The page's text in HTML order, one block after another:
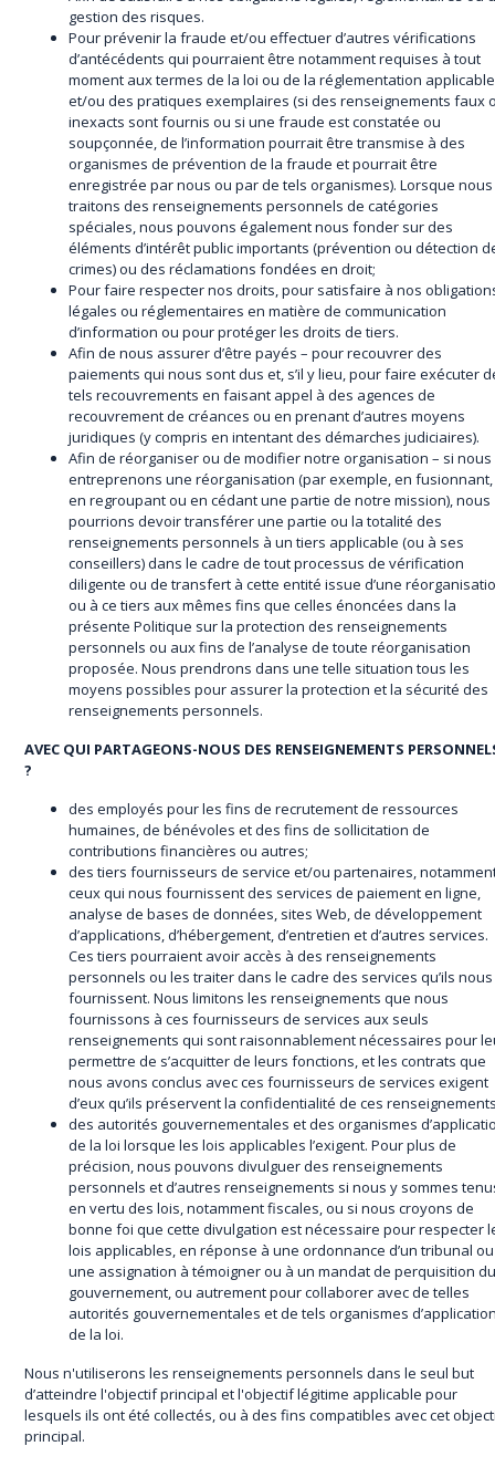
gestion des risques.
Pour prévenir la fraude et/ou effectuer d’autres vérifications
d’antécédents qui pourraient être notamment requises à tout
moment aux termes de la loi ou de la réglementation applicable
et/ou des pratiques exemplaires (si des renseignements faux
inexacts sont fournis ou si une fraude est constatée ou
soupçonnée, de l’information pourrait être transmise à des
organismes de prévention de la fraude et pourrait être
enregistrée par nous ou par de tels organismes). Lorsque nous
traitons des renseignements personnels de catégories
spéciales, nous pouvons également nous fonder sur des
éléments d’intérêt public importants (prévention ou détection
crimes) ou des réclamations fondées en droit;
Pour faire respecter nos droits, pour satisfaire à nos
légales ou réglementaires en matière de communication
d’information ou pour protéger les droits de tiers.
Afin de nous assurer d’être payés – pour recouvrer des
paiements qui nous sont dus et, s’il y lieu, pour faire exécuter
tels recouvrements en faisant appel à des agences de
recouvrement de créances ou en prenant d’autres moyens
juridiques (y compris en intentant des démarches judiciaires).
Afin de réorganiser ou de modifier notre organisation – si nous
entreprenons une réorganisation (par exemple, en fusionnant,
en regroupant ou en cédant une partie de notre mission), nous
pourrions devoir transférer une partie ou la totalité des
renseignements personnels à un tiers applicable (ou à ses
conseillers) dans le cadre de tout processus de vérification
diligente ou de transfert à cette entité issue d’une
ou à ce tiers aux mêmes fins que celles énoncées dans la
présente Politique sur la protection des renseignements
personnels ou aux fins de l’analyse de toute réorganisation
proposée. Nous prendrons dans une telle situation tous les
moyens possibles pour assurer la protection et la sécurité des
renseignements personnels.
AVEC QUI PARTAGEONS-NOUS DES RENSEIGNEMENTS
?
des employés pour les fins de recrutement de ressources
humaines, de bénévoles et des fins de sollicitation de
contributions financières ou autres;
des tiers fournisseurs de service et/ou partenaires,
ceux qui nous fournissent des services de paiement en ligne,
analyse de bases de données, sites Web, de développement
d’applications, d’hébergement, d’entretien et d’autres services.
Ces tiers pourraient avoir accès à des renseignements
personnels ou les traiter dans le cadre des services qu’ils nous
fournissent. Nous limitons les renseignements que nous
fournissons à ces fournisseurs de services aux seuls
renseignements qui sont raisonnablement nécessaires pour
permettre de s’acquitter de leurs fonctions, et les contrats que
nous avons conclus avec ces fournisseurs de services exigent
d’eux qu’ils préservent la confidentialité de ces
des autorités gouvernementales et des organismes
de la loi lorsque les lois applicables l’exigent. Pour plus de
précision, nous pouvons divulguer des renseignements
personnels et d’autres renseignements si nous y sommes
en vertu des lois, notamment fiscales, ou si nous croyons de
bonne foi que cette divulgation est nécessaire pour respecter
lois applicables, en réponse à une ordonnance d’un tribunal
une assignation à témoigner ou à un mandat de perquisition
gouvernement, ou autrement pour collaborer avec de telles
autorités gouvernementales et de tels organismes
de la loi.
Nous n'utiliserons les renseignements personnels dans le seul but
d’atteindre l'objectif principal et l'objectif légitime applicable pour
lesquels ils ont été collectés, ou à des fins compatibles avec cet
principal.